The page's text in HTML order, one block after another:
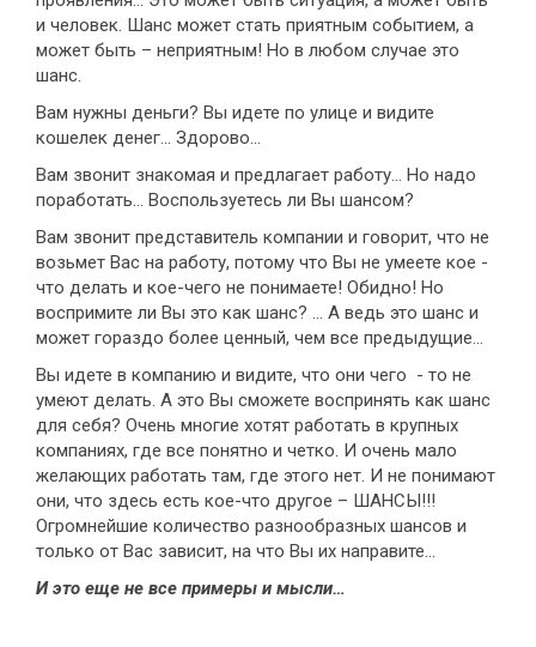
и человек. Шанс может стать приятным событием, а
может быть – неприятным! Но в любом случае это
шанс.
Вам нужны деньги? Вы идете по улице и видите
кошелек денег… Здорово…
Вам звонит знакомая и предлагает работу… Но надо
поработать… Воспользуетесь ли Вы шансом?
Вам звонит представитель компании и говорит, что не
возьмет Вас на работу, потому что Вы не умеете кое -
что делать и кое-чего не понимаете! Обидно! Но
воспримите ли Вы это как шанс? … А ведь это шанс и
может гораздо более ценный, чем все предыдущие…
Вы идете в компанию и видите, что они чего - то не
умеют делать. А это Вы сможете воспринять как шанс
для себя? Очень многие хотят работать в крупных
компаниях, где все понятно и четко. И очень мало
желающих работать там, где этого нет. И не понимают
они, что здесь есть кое-что другое – ШАНСЫ!!!
Огромнейшие количество разнообразных шансов и
только от Вас зависит, на что Вы их направите…
И это еще не все примеры и мысли…